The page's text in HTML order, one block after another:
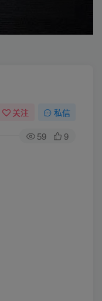
关注 私信
59 9